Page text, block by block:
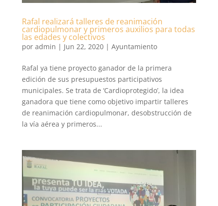
Rafal realizará talleres de reanimación
cardiopulmonar y primeros auxilios para todas
las edades y colectivos
por admin | Jun 22, 2020| Ayuntamiento
Rafal ya tiene proyecto ganador de la primera
edición de sus presupuestos participativos
municipales. Se trata de ‘Cardioprotegido’, la idea
ganadora que tiene como objetivo impartir talleres
de reanimación cardiopulmonar, desobstrucción de
la vía aérea y primeros...